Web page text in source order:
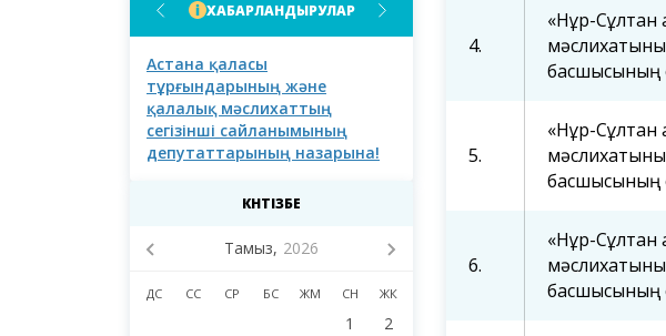
ХАБАРЛАНДЫРУЛАР
Астана қаласы
тұрғындарының және
қалалық мәслихаттың
сегізінші сайланымының
депутаттарының назарына!
Астана қаласының
КҮНТІЗБЕ
Тамыз, 2026
ДС СС СР БС ЖМ СН ЖК
1
2
4.
«Нұр-Сұлтан
басшысының
5.
«Нұр-Сұлтан
басшысының
6.
«Нұр-Сұлтан
басшысының